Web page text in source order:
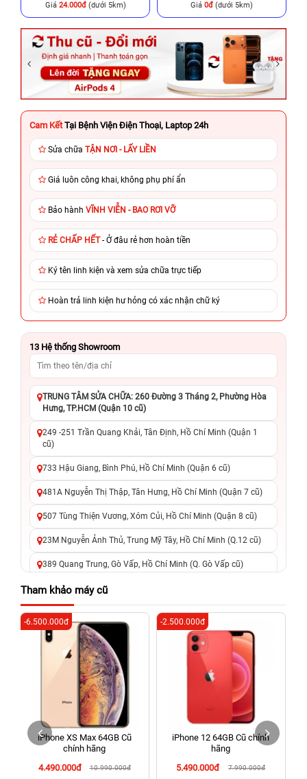
Giá 24.000đ(dưới 5km) Giá 0đ (dưới 5km)
Cam Kết Tại Bệnh Viện Điện Thoại, Laptop 24h
Sửa chữa TẬN NƠI - LẤY LIỀN
Giá luôn công khai, không phụ phí ẩn
Bảo hành VĨNH VIỄN - BAO RƠI VỠ
RẺ CHẤP HẾT- Ở đâu rẻ hơn hoàn tiền
Ký tên linh kiện và xem sửa chữa trực tiếp
Hoàn trả linh kiện hư hỏng có xác nhận chữ ký
13 Hệ thống Showroom
TRUNG TÂM SỬA CHỮA: 260 Đường 3 Tháng 2, Phường Hòa
Hưng, TP.HCM (Quận 10 cũ)
249 -251 Trần Quang Khải, Tân Định, Hồ Chí Minh (Quận 1
cũ)
733 Hậu Giang, Bình Phú, Hồ Chí Minh (Quận 6 cũ)
481A Nguyễn Thị Thập, Tân Hưng, Hồ Chí Minh (Quận 7 cũ)
507 Tùng Thiện Vương, Xóm Củi, Hồ Chí Minh (Quận 8 cũ)
23M Nguyễn Ảnh Thủ, Trung Mỹ Tây, Hồ Chí Minh (Q.12 cũ)
389 Quang Trung, Gò Vấp, Hồ Chí Minh (Q. Gò Vấp cũ)
625 - 625A Âu Cơ, Tân Phú, Hồ Chí Minh (Quận Tân Phú cũ)
326 Lê Văn Việt, Tăng Nhơn Phú, Hồ Chí Minh (Q.9 TP. Thủ
Đức cũ)
256 Võ Văn Ngân, Thủ Đức, Hồ Chí Minh (Bình Thọ, TP. Thủ
Đức Cũ)
70 Nguyễn An Ninh, Dĩ An, Hồ Chí Minh (Bình Dương Cũ)
24h Vũng Tàu: 162A Ba Cu, Vũng Tàu, Hồ Chí Minh (TP. Vũng
Tàu cũ)
198 Hoàng Văn Thụ, Tân Sơn Nhất, Hồ Chí Minh (Tân Bình
Tham khảo máy cũ
iPhone XS Max 64GB Cũ
chính hãng
4.490.000đ
10.990.000đ
-6.500.000đ
iPhone 12 64GB Cũ chính
hãng
5.490.000đ
7.990.000đ
-2.500.000đ